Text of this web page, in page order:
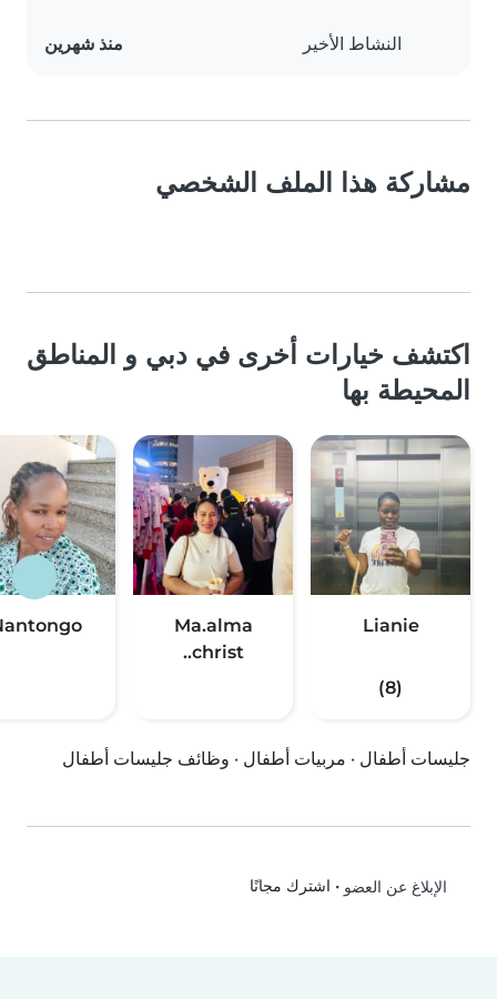
النشاط الأخير منذ شهرين
مشاركة هذا الملف الشخصي
اكتشف خيارات أخرى في دبي و المناطق
المحيطة بها
Lianie
(8)
Ma.alma
christ..
جليسات أطفال · مربيات أطفال · وظائف جليسات أطفال
الإبلاغ عن العضو • اشترك مجانًا